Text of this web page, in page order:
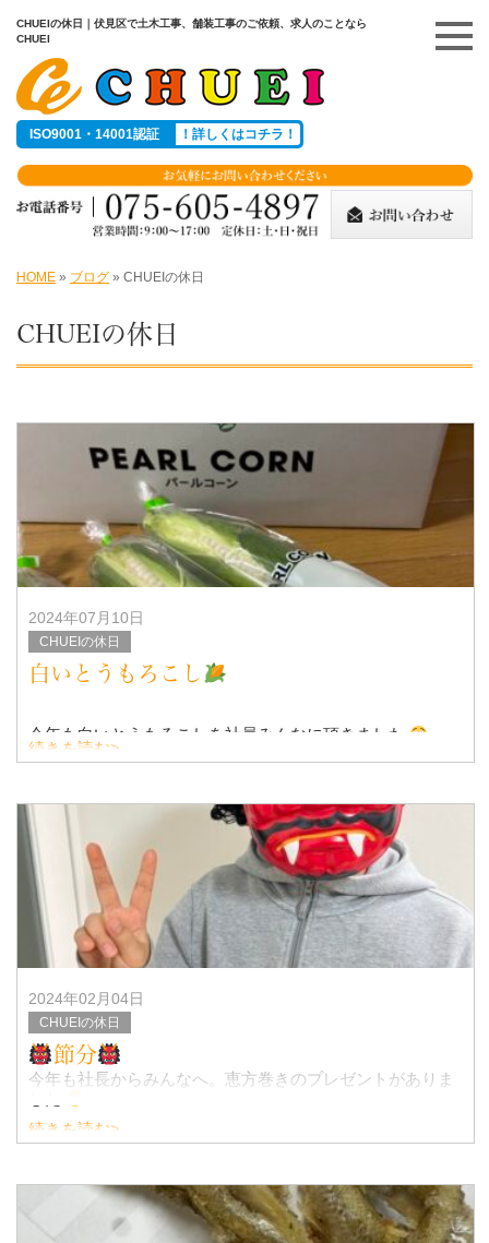
CHUEIの休日｜伏見区で土木工事、舗装工事のご依頼、求人のことなら
CHUEI
ISO9001・14001認証 ！詳しくはコチラ！
HOME » ブログ » CHUEIの休日
CHUEIの休日
2024年07月10日
CHUEIの休日
白いとうもろこし
今年も白いとうもろこしを社員みんなに頂きました
我が家ではチンして食べました♪
子どもたちもあまーーいとうもろこしに大喜びでした。
続きを読む>
2024年02月04日
CHUEIの休日
節分
今年も社長からみんなへ。恵方巻きのプレゼントがありま
節分は、旧暦の立春が新年であったため、その前の
おり、現在の大晦日のような日であったと
続きを読む>